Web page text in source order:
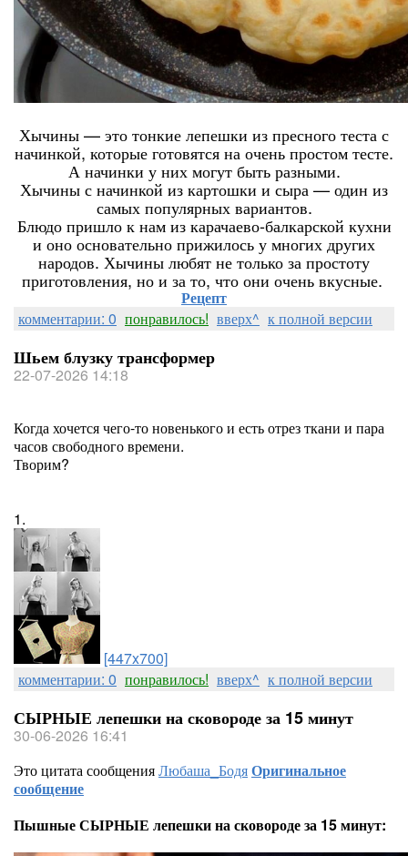
Хычины — это тонкие лепешки из пресного теста с
начинкой, которые готовятся на очень простом тесте.
А начинки у них могут быть разными.
Хычины с начинкой из картошки и сыра — один из
самых популярных вариантов.
Блюдо пришло к нам из карачаево-балкарской кухни
и оно основательно прижилось у многих других
народов. Хычины любят не только за простоту
приготовления, но и за то, что они очень вкусные.
Рецепт
комментарии: 0 понравилось! вверх^ к полной версии
Шьем блузку трансформер
22-07-2026 14:18
Когда хочется чего-то новенького и есть отрез ткани и пара
часов свободного времени.
Творим?
1.
[447x700]
комментарии: 0 понравилось! вверх^ к полной версии
СЫРНЫЕ лепешки на сковороде за 15 минут
30-06-2026 16:41
Это цитата сообщенияЛюбаша_БодяОригинальное
сообщение
Пышные СЫРНЫЕ лепешки на сковороде за 15 минут: